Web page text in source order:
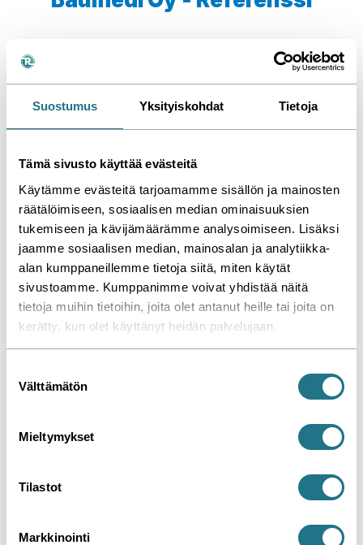
Suostumus Yksityiskohdat Tietoja
Tämä sivusto käyttää evästeitä
Käytämme evästeitä tarjoamamme sisällön ja mainosten
räätälöimiseen, sosiaalisen median ominaisuuksien
tukemiseen ja kävijämäärämme analysoimiseen. Lisäksi
jaamme sosiaalisen median, mainosalan ja analytiikka-
alan kumppaneillemme tietoja siitä, miten käytät
sivustoamme. Kumppanimme voivat yhdistää näitä
tietoja muihin tietoihin, joita olet antanut heille tai joita on
kerätty, kun olet käyttänyt heidän palvelujaan.
Välttämätön
Mieltymykset
Tilastot
Markkinointi
Jaa Katso kaikki referenssimme »
Mustankorkean jätekeskuksessa nyt lähes toimisto-
olosuhteet
Mustankorkea Oy
Bipolaarinen ionisaatio